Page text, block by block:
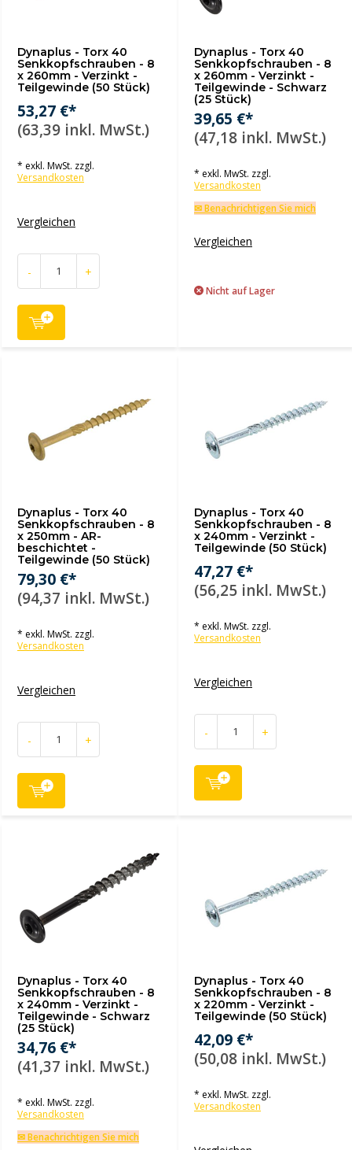
Dynaplus - Torx 40
Senkkopfschrauben - 8
x 260mm - Verzinkt -
Teilgewinde (50 Stück)
53,27 €*
(63,39 inkl. MwSt.)
* exkl. MwSt. zzgl.
Versandkosten
Vergleichen
- +
Dynaplus - Torx 40
Senkkopfschrauben - 8
x 260mm - Verzinkt -
Teilgewinde - Schwarz
(25 Stück)
39,65 €*
(47,18 inkl. MwSt.)
* exkl. MwSt. zzgl.
Versandkosten
✉ Benachrichtigen Sie mich
Vergleichen
Nicht auf Lager
Dynaplus - Torx 40
Senkkopfschrauben - 8
x 250mm - AR-
beschichtet -
Teilgewinde (50 Stück)
79,30 €*
(94,37 inkl. MwSt.)
* exkl. MwSt. zzgl.
Versandkosten
Vergleichen
- +
Dynaplus - Torx 40
Senkkopfschrauben - 8
x 240mm - Verzinkt -
Teilgewinde (50 Stück)
47,27 €*
(56,25 inkl. MwSt.)
* exkl. MwSt. zzgl.
Versandkosten
Vergleichen
- +
Dynaplus - Torx 40
Senkkopfschrauben - 8
x 240mm - Verzinkt -
Teilgewinde - Schwarz
(25 Stück)
34,76 €*
(41,37 inkl. MwSt.)
* exkl. MwSt. zzgl.
Versandkosten
✉ Benachrichtigen Sie mich
Dynaplus - Torx 40
Senkkopfschrauben - 8
x 220mm - Verzinkt -
Teilgewinde (50 Stück)
42,09 €*
(50,08 inkl. MwSt.)
* exkl. MwSt. zzgl.
Versandkosten